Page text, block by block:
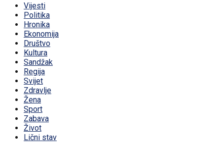
Vijesti
Politika
Hronika
Ekonomija
Društvo
Kultura
Sandžak
Regija
Svijet
Zdravlje
Žena
Sport
Zabava
Život
Lični stav